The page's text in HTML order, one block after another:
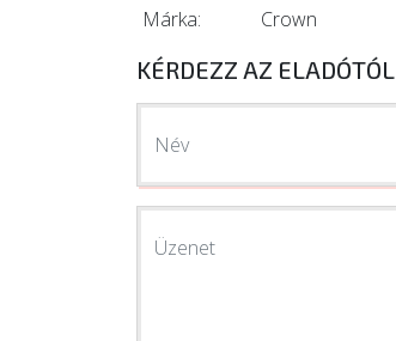
Márka:
Crown
KÉRDEZZ AZ ELADÓTÓL
Név
Üzenet